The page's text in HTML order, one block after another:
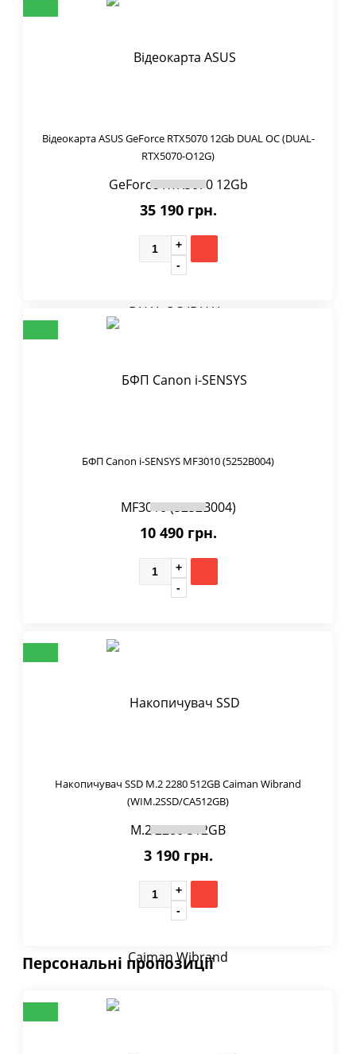
Відеокарта ASUS GeForce RTX5070 12Gb DUAL OC (DUAL-
RTX5070-O12G)
35 190 грн.
БФП Canon i-SENSYS MF3010 (5252B004)
10 490 грн.
Накопичувач SSD M.2 2280 512GB Caiman Wibrand
(WIM.2SSD/CA512GB)
3 190 грн.
Персональні пропозиції